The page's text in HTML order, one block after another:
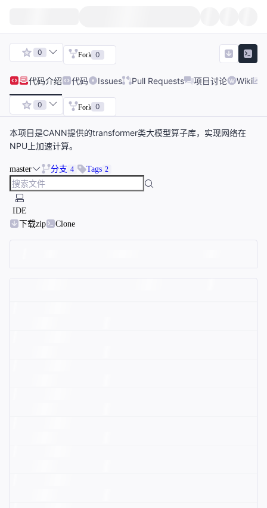
0 Fork 0
代码介绍 代码 Issues Pull Requests 项目讨论 Wiki
0 Fork 0
本项目是CANN提供的transformer类大模型算子库，实现网络在
NPU上加速计算。
master 分支 4 Tags 2
IDE
下载zip
Clone